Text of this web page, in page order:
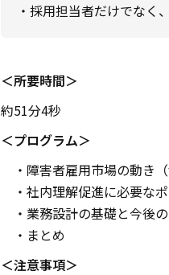
・採用担当者だけでなく
＜所要時間＞
約51分4秒
＜プログラム＞
・障害者雇用市場の動き（
・社内理解促進に必要な
・業務設計の基礎と今後
・まとめ
＜注意事項＞